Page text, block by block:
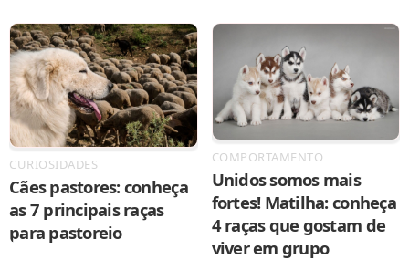
CURIOSIDADES
Cães pastores: conheça
as 7 principais raças
para pastoreio
COMPORTAMENTO
Unidos somos mais
fortes! Matilha: conheça
4 raças que gostam de
viver em grupo